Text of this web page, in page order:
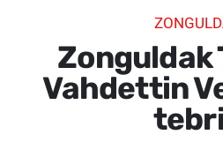
Zonguldak
Vahdettin
SPOR